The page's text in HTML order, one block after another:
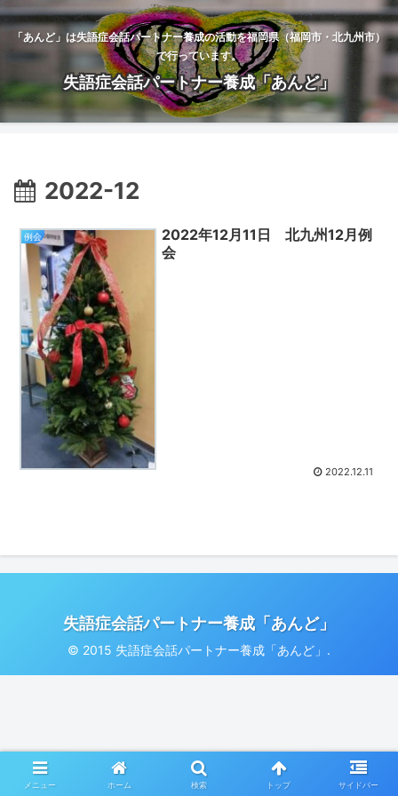
「あんど」は失語症会話パートナー養成の活動を福岡県（福岡市・北九州市）
で行っています。
失語症会話パートナー養成「あんど」
2022-12
例会
2022年12月11日 北九州12月例
会
2022.12.11
失語症会話パートナー養成「あんど」
© 2015 失語症会話パートナー養成「あんど」.
メニュー ホーム 検索 トップ サイドバー